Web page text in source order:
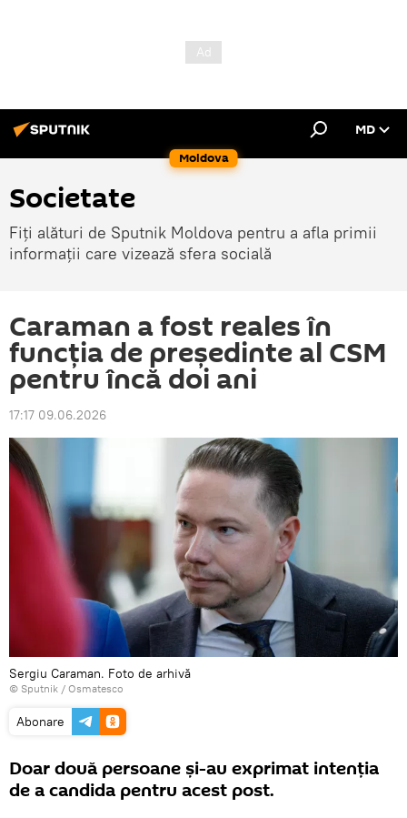
Moldova
MD
Societate
Fiți alături de Sputnik Moldova pentru a afla primii
informații care vizează sfera socială
Caraman a fost reales în
funcția de președinte al CSM
pentru încă doi ani
17:17 09.06.2026
Sergiu Caraman. Foto de arhivă
© Sputnik / Osmatesco
Abonare
Doar două persoane și-au exprimat intenția
de a candida pentru acest post.